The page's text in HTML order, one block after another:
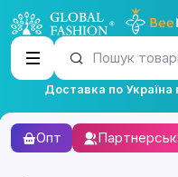
Пошук
Доставка по
Опт